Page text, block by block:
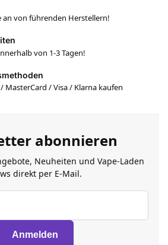
von führenden Herstellern!
von 1-3 Tagen!
MasterCard / Visa / Klarna kaufen
abonnieren
Neuheiten und Vape-Laden
direkt per E-Mail.